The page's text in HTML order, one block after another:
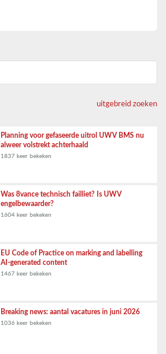
uitgebreid zoeken
Planning voor gefaseerde uitrol UWV BMS nu
alweer volstrekt achterhaald
1837 keer bekeken
Was 8vance technisch failliet? Is UWV
engelbewaarder?
1604 keer bekeken
EU Code of Practice on marking and labelling
AI-generated content
1467 keer bekeken
Breaking news: aantal vacatures in juni 2026
1036 keer bekeken